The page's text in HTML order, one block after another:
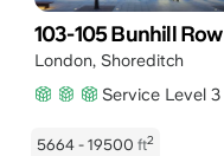
103-105 Bunhill Row
London, Shoreditch
Service Level 3
5664 - 19500 ft2